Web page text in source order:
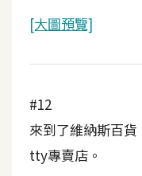
[大圖預覽]
#12
來到了維納斯百
tty專賣店。